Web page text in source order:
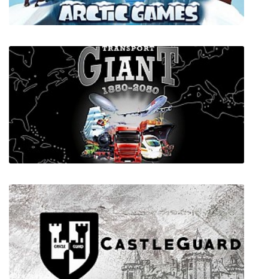
Ледниковый период 4: Континентальный
дрейф. Арктические Игры
Transport Giant